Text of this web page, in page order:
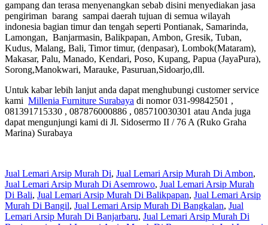
gampang dan terasa menyenangkan sebab disini menyediakan jasa
pengiriman barang sampai daerah tujuan di semua wilayah
indonesia bagian timur dan tengah seperti Pontianak, Samarinda,
Lamongan, Banjarmasin, Balikpapan, Ambon, Gresik, Tuban,
Kudus, Malang, Bali, Timor timur, (denpasar), Lombok(Mataram),
Makasar, Palu, Manado, Kendari, Poso, Kupang, Papua (JayaPura),
Sorong,Manokwari, Marauke, Pasuruan,Sidoarjo,dll.
Untuk kabar lebih lanjut anda dapat menghubungi customer service
kami Millenia Furniture Surabaya di nomor 031-99842501 ,
081391715330 , 087876000886 , 085710030301 atau Anda juga
dapat mengunjungi kami di Jl. Sidosermo II / 76 A (Ruko Graha
Marina) Surabaya
Jual Lemari Arsip Murah Di, Jual Lemari Arsip Murah Di Ambon,
Jual Lemari Arsip Murah Di Asemrowo, Jual Lemari Arsip Murah
Di Bali, Jual Lemari Arsip Murah Di Balikpapan, Jual Lemari Arsip
Murah Di Bangil, Jual Lemari Arsip Murah Di Bangkalan, Jual
Lemari Arsip Murah Di Banjarbaru, Jual Lemari Arsip Murah Di